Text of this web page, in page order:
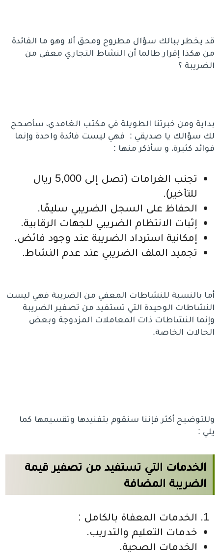
قد يخطر ببالك سؤال مطروح ومحق ألا وهو ما الفائدة
من هكذا إقرار طالما أن النشاط التجاري معفى من
الضريبة ؟
بداية ومن خبرتنا الطويلة في مكتب الغامدي، سأصحح
لك سؤالك يا صديقي : فهي ليست فائدة واحدة وإنما
فوائد كثيرة، و سأذكر منها :
تجنب الغرامات (تصل إلى 5,000 ريال
للتأخير).
الحفاظ على السجل الضريبي سليمًا.
إثبات الانتظام الضريبي للجهات الرقابية.
إمكانية استرداد الضريبة عند وجود فائض.
تجميد الملف الضريبي عند عدم النشاط.
أما بالنسبة للنشاطات المعفي من الضريبة فهي ليست
النشاطات الوحيدة التي تستفيد من تصفير الضريبة
وإنما النشاطات ذات المعاملات المزدوجة وبعض
الحالات الخاصة.
وللتوضيح أكثر فإننا سنقوم بتفنيدها وتقسيمها كما
يلي :
الخدمات التي تستفيد من تصفير قيمة
الضريبة المضافة
الخدمات المعفاة بالكامل :
خدمات التعليم والتدريب.
الخدمات الصحية.